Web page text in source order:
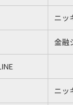
ニッ
金融
ニッ